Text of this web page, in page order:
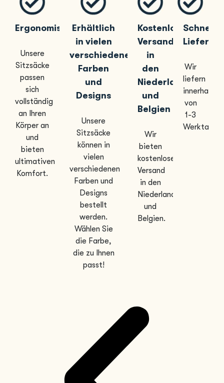
Ergonomisch
Unsere
Sitzsäcke
passen
sich
vollständig
an Ihren
Körper an
und
bieten
ultimativen
Komfort.
Erhältlich
in vielen
verschiedenen
Farben
und
Designs
Unsere
Sitzsäcke
können in
vielen
verschiedenen
Farben und
Designs
bestellt
werden.
Wählen Sie
die Farbe,
die zu Ihnen
passt!
Kostenloser
Versand
in
den
Niederlanden
und
Belgien
Wir
bieten
kostenlosen
Versand
in den
Niederlanden
und
Belgien.
Schnelle
Wir
liefern
innerhalb
von
1-3
Werktagen.